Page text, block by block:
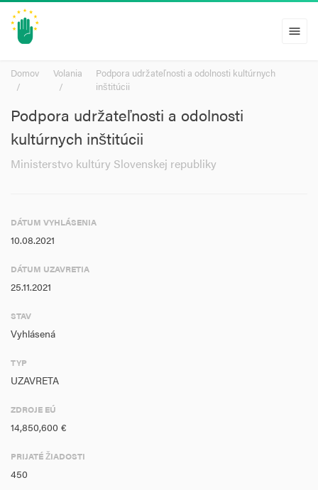
menu
Domov Volania
Podpora udržateľnosti a odolnosti kultúrnych
inštitúcii
Podpora udržateľnosti a odolnosti
kultúrnych inštitúcii
Ministerstvo kultúry Slovenskej republiky
DÁTUM VYHLÁSENIA
10.08.2021
DÁTUM UZAVRETIA
25.11.2021
STAV
Vyhlásená
TYP
UZAVRETA
ZDROJE EÚ
14,850,600 €
PRIJATÉ ŽIADOSTI
450